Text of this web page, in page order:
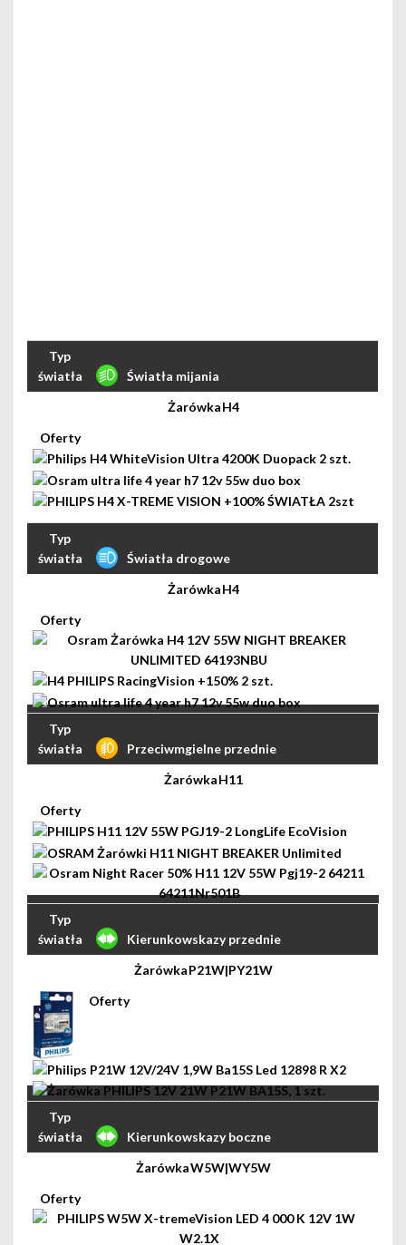
Światła mijania
H4
Światła drogowe
H4
Przeciwmgielne przednie
H11
Kierunkowskazy przednie
P21W|PY21W
Kierunkowskazy boczne
W5W|WY5W